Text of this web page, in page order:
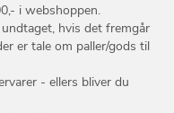
i webshoppen.
hvis det fremgår
er tale om paller/gods til
- ellers bliver du